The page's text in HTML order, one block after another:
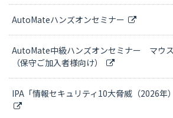
AutoMateハンズオンセミナー
AutoMate中級ハンズオンセミナー マウ
（保守ご加入者様向け）
IPA「情報セキュリティ10大脅威（2026年